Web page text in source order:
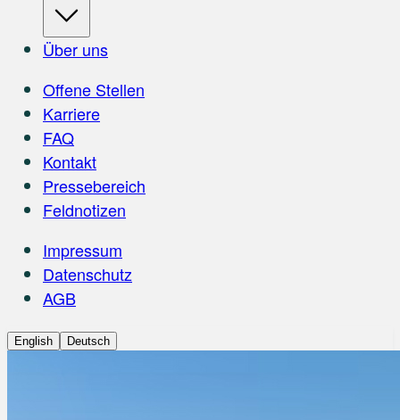
Über uns
Offene Stellen
Karriere
FAQ
Kontakt
Pressebereich
Feldnotizen
Impressum
Datenschutz
AGB
English Deutsch